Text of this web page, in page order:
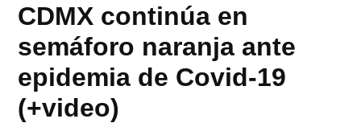
CDMX continúa en
semáforo naranja ante
epidemia de Covid-19
(+video)